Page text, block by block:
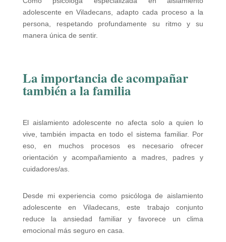
adolescente en Viladecans, adapto cada proceso a la
persona, respetando profundamente su ritmo y su
manera única de sentir.
La importancia de acompañar
también a la familia
El aislamiento adolescente no afecta solo a quien lo
vive, también impacta en todo el sistema familiar. Por
eso, en muchos procesos es necesario ofrecer
orientación y acompañamiento a madres, padres y
cuidadores/as.
Desde mi experiencia como psicóloga de aislamiento
adolescente en Viladecans, este trabajo conjunto
reduce la ansiedad familiar y favorece un clima
emocional más seguro en casa.